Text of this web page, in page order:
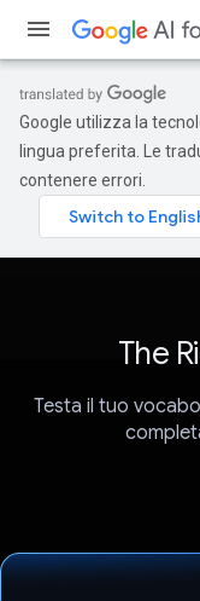
Google utilizza la
lingua preferita. Le
contenere errori.
The
Testa il tuo